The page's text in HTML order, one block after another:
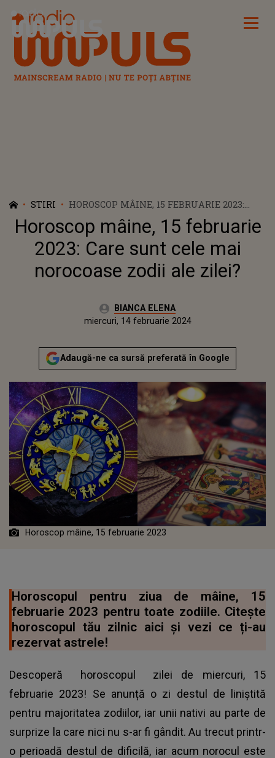
Radio Impuls
STIRI
HOROSCOP MÂINE, 15 FEBRUARIE 2023:
CARE SUNT CELE MAI NOROCOASE ZODII
ALE ZILEI?
Horoscop mâine, 15 februarie
2023: Care sunt cele mai
norocoase zodii ale zilei?
Autor:BIANCA ELENA
marți, 14 februarie 2023Actualizat:
miercuri, 14 februarie 2024
Adaugă-ne ca sursă preferată în Google
Horoscop mâine, 15 februarie 2023
Horoscopul pentru ziua de mâine, 15
februarie 2023 pentru toate zodiile. Citește
horoscopul tău zilnic aici și vezi ce ți-au
rezervat astrele!
Descoperă horoscopul zilei de miercuri, 15
februarie 2023! Se anunță o zi destul de liniștită
pentru majoritatea zodiilor, iar unii nativi au parte de
surprize la care nici nu s-ar fi gândit. Au trecut printr-
o perioadă destul de dificilă, iar acum norocul este